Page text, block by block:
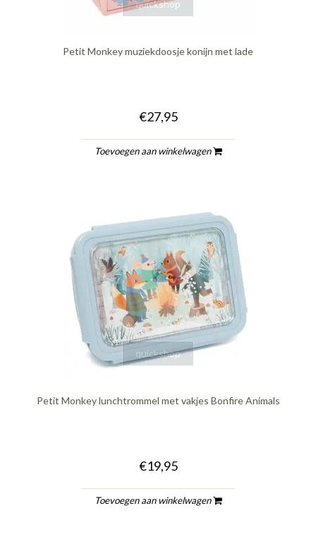
quickshop
Petit Monkey muziekdoosje konijn met lade
€27,95
Toevoegen aan winkelwagen
quickshop
Petit Monkey lunchtrommel met vakjes Bonfire Animals
€19,95
Toevoegen aan winkelwagen